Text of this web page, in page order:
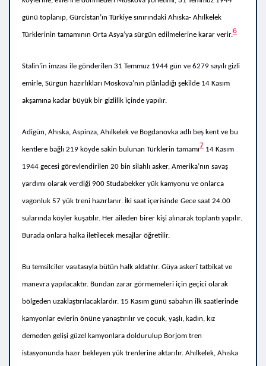
günü toplanıp, Gürcistan’ın Türkiye sınırındaki Ahıska- Ahılkelek
Türklerinin tamamının Orta Asya’ya sürgün edilmelerine karar verir.6
Stalin’in imzası ile gönderilen 31 Temmuz 1944 gün ve 6279 sayılı gizli
emirle, Sürgün hazırlıkları Moskova’nın plânladığı şekilde 14 Kasım
akşamına kadar büyük bir gizlilik içinde yapılır.
Adigün, Ahıska, Aspinza, Ahılkelek ve Bogdanovka adlı beş kent ve bu
kentlere bağlı 219 köyde sakin bulunan Türklerin tamamı7 14 Kasım
1944 gecesi görevlendirilen 20 bin silahlı asker, Amerika’nın savaş
yardımı olarak verdiği 900 Studabekker yük kamyonu ve onlarca
vagonluk 57 yük treni hazırlanır. İki saat içerisinde Gece saat 24.00
sularında köyler kuşatılır. Her aileden birer kişi alınarak toplantı yapılır.
Burada onlara halka iletilecek mesajlar öğretilir.
Bu temsilciler vasıtasıyla bütün halk aldatılır. Güya askerî tatbikat ve
manevra yapılacaktır. Bundan zarar görmemeleri için geçici olarak
bölgeden uzaklaştırılacaklardır. 15 Kasım günü sabahın ilk saatlerinde
kamyonlar evlerin önüne yanaştırılır ve çocuk, yaşlı, kadın, kız
demeden gelişi güzel kamyonlara doldurulup Borjom tren
istasyonunda hazır bekleyen yük trenlerine aktarılır. Ahılkelek, Ahıska